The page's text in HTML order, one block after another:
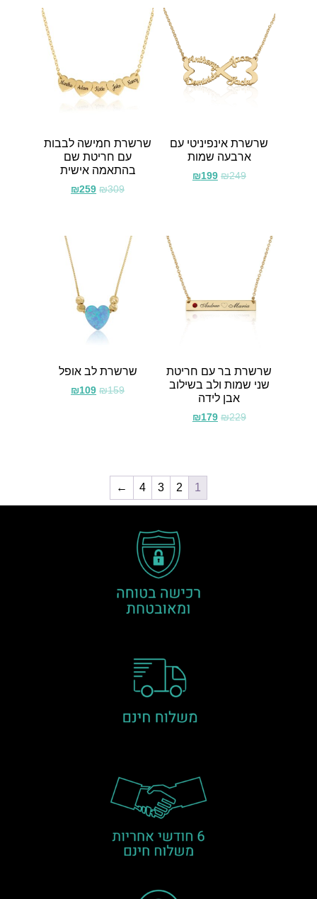
שרשרת אינפיניטי עם
ארבעה שמות
₪249
₪199
שרשרת חמישה לבבות
עם חריטת שם
בהתאמה אישית
₪309
₪259
שרשרת בר עם חריטת
שני שמות ולב בשילוב
אבן לידה
₪229
₪179
שרשרת לב אופל
₪159
₪109
1
2
3
4
←